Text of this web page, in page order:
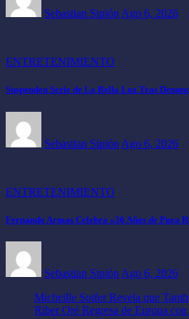
Sebastian Sipión Ago 6, 2026
ENTRETENIMIENTO
Suspenden Serie de La Bella Luz Tras
Sebastian Sipión Ago 6, 2026
ENTRETENIMIENTO
Fernando Armas Celebra «36 Años de Pura
Sebastian Sipión Ago 6, 2026
Micheille Soifer Revela que
Riber Oré Regresa de Europa